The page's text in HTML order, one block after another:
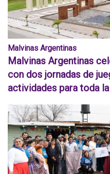
Malvinas Argentinas
Malvinas Argentinas
con dos jornadas de
actividades para toda